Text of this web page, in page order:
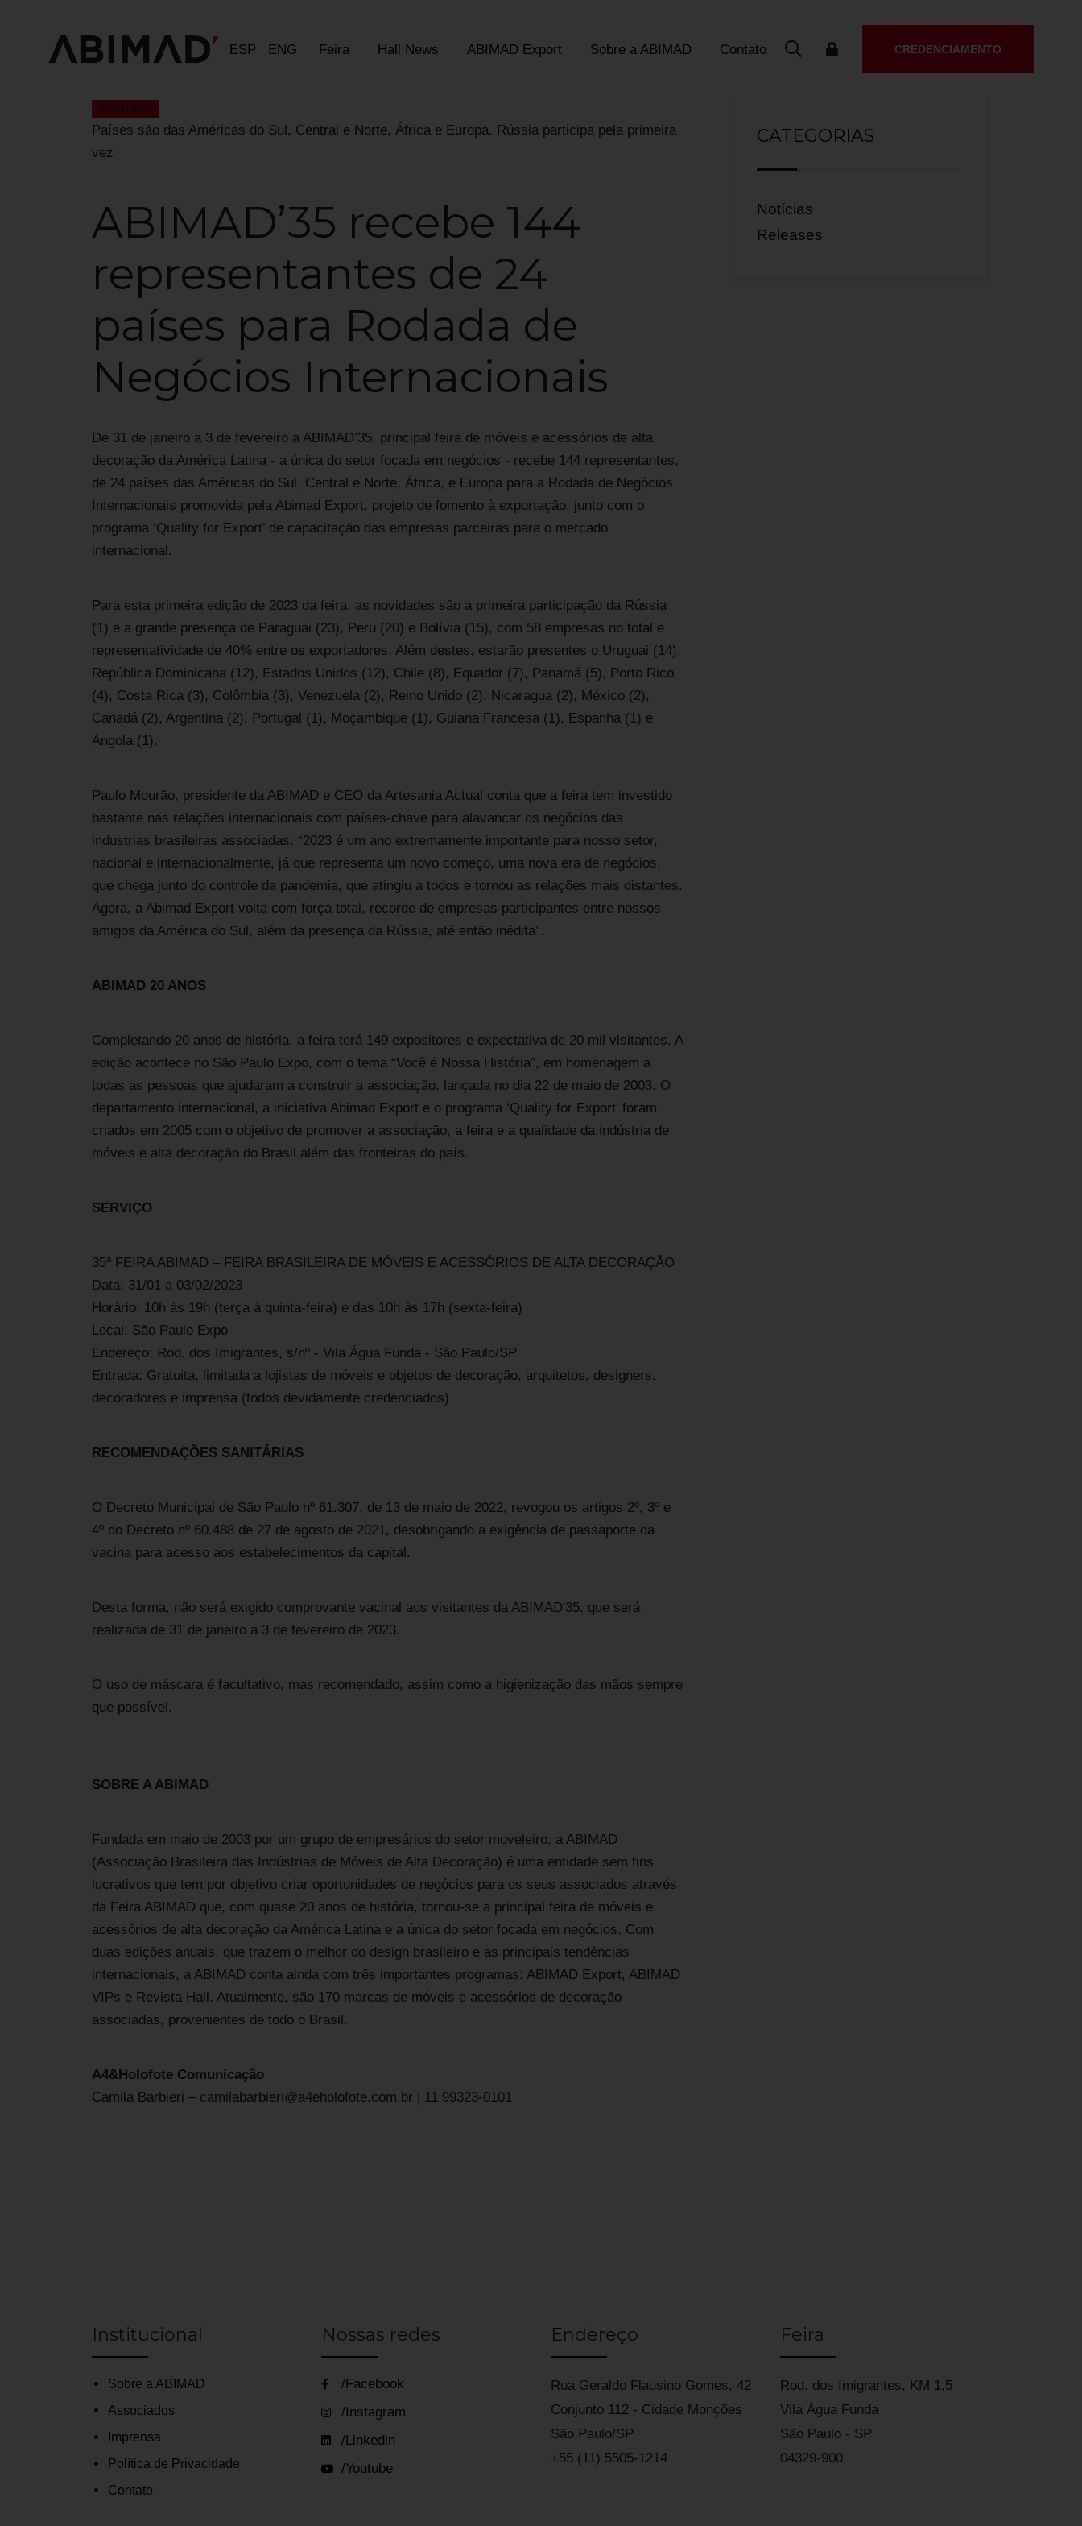
ESP ENG Feira Hall News ABIMAD Export Sobre a ABIMAD Contato CREDENCIAMENTO
31/01/2023
Países são das Américas do Sul, Central e Norte, África e Europa. Rússia participa pela primeira
vez
ABIMAD’35 recebe 144
representantes de 24
países para Rodada de
Negócios Internacionais
De 31 de janeiro a 3 de fevereiro a ABIMAD’35, principal feira de móveis e acessórios de alta
decoração da América Latina - a única do setor focada em negócios - recebe 144 representantes,
de 24 países das Américas do Sul, Central e Norte, África, e Europa para a Rodada de Negócios
Internacionais promovida pela Abimad Export, projeto de fomento à exportação, junto com o
programa ‘Quality for Export’ de capacitação das empresas parceiras para o mercado
internacional.
Para esta primeira edição de 2023 da feira, as novidades são a primeira participação da Rússia
(1) e a grande presença de Paraguai (23), Peru (20) e Bolívia (15), com 58 empresas no total e
representatividade de 40% entre os exportadores. Além destes, estarão presentes o Uruguai (14),
República Dominicana (12), Estados Unidos (12), Chile (8), Equador (7), Panamá (5), Porto Rico
(4), Costa Rica (3), Colômbia (3), Venezuela (2), Reino Unido (2), Nicaragua (2), México (2),
Canadá (2), Argentina (2), Portugal (1), Moçambique (1), Guiana Francesa (1), Espanha (1) e
Angola (1).
Paulo Mourão, presidente da ABIMAD e CEO da Artesania Actual conta que a feira tem investido
bastante nas relações internacionais com países-chave para alavancar os negócios das
industrias brasileiras associadas. “2023 é um ano extremamente importante para nosso setor,
nacional e internacionalmente, já que representa um novo começo, uma nova era de negócios,
que chega junto do controle da pandemia, que atingiu a todos e tornou as relações mais distantes.
Agora, a Abimad Export volta com força total, recorde de empresas participantes entre nossos
amigos da América do Sul, além da presença da Rússia, até então inédita”.
ABIMAD 20 ANOS
Completando 20 anos de história, a feira terá 149 expositores e expectativa de 20 mil visitantes. A
edição acontece no São Paulo Expo, com o tema “Você é Nossa História”, em homenagem a
todas as pessoas que ajudaram a construir a associação, lançada no dia 22 de maio de 2003. O
departamento internacional, a iniciativa Abimad Export e o programa ‘Quality for Export’ foram
criados em 2005 com o objetivo de promover a associação, a feira e a qualidade da indústria de
móveis e alta decoração do Brasil além das fronteiras do país.
SERVIÇO
35ª FEIRA ABIMAD – FEIRA BRASILEIRA DE MÓVEIS E ACESSÓRIOS DE ALTA DECORAÇÃO
Data: 31/01 a 03/02/2023
Horário: 10h às 19h (terça à quinta-feira) e das 10h às 17h (sexta-feira)
Local: São Paulo Expo
Endereço: Rod. dos Imigrantes, s/nº - Vila Água Funda - São Paulo/SP
Entrada: Gratuita, limitada a lojistas de móveis e objetos de decoração, arquitetos, designers,
decoradores e imprensa (todos devidamente credenciados)
RECOMENDAÇÕES SANITÁRIAS
O Decreto Municipal de São Paulo nº 61.307, de 13 de maio de 2022, revogou os artigos 2º, 3º e
4º do Decreto nº 60.488 de 27 de agosto de 2021, desobrigando a exigência de passaporte da
vacina para acesso aos estabelecimentos da capital.
Desta forma, não será exigido comprovante vacinal aos visitantes da ABIMAD'35, que será
realizada de 31 de janeiro a 3 de fevereiro de 2023.
O uso de máscara é facultativo, mas recomendado, assim como a higienização das mãos sempre
que possível.
SOBRE A ABIMAD
Fundada em maio de 2003 por um grupo de empresários do setor moveleiro, a ABIMAD
(Associação Brasileira das Indústrias de Móveis de Alta Decoração) é uma entidade sem fins
lucrativos que tem por objetivo criar oportunidades de negócios para os seus associados através
da Feira ABIMAD que, com quase 20 anos de história, tornou-se a principal feira de móveis e
acessórios de alta decoração da América Latina e a única do setor focada em negócios. Com
duas edições anuais, que trazem o melhor do design brasileiro e as principais tendências
internacionais, a ABIMAD conta ainda com três importantes programas: ABIMAD Export, ABIMAD
VIPs e Revista Hall. Atualmente, são 170 marcas de móveis e acessórios de decoração
associadas, provenientes de todo o Brasil.
A4&Holofote Comunicação
Camila Barbieri – camilabarbieri@a4eholofote.com.br | 11 99323-0101
CATEGORIAS
Notícias
Releases
Institucional
Sobre a ABIMAD
Associados
Imprensa
Política de Privacidade
Contato
Nossas redes
/Facebook
/Instagram
/Linkedin
/Youtube
Endereço
Rua Geraldo Flausino Gomes, 42
Conjunto 112 - Cidade Monções
São Paulo/SP
+55 (11) 5505-1214
Feira
Rod. dos Imigrantes, KM 1,5
Vila Água Funda
São Paulo - SP
04329-900